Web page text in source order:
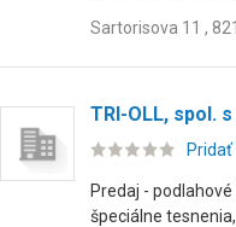
Sartorisova 11 ,
TRI-OLL, spol.
Predaj -
špeciálne